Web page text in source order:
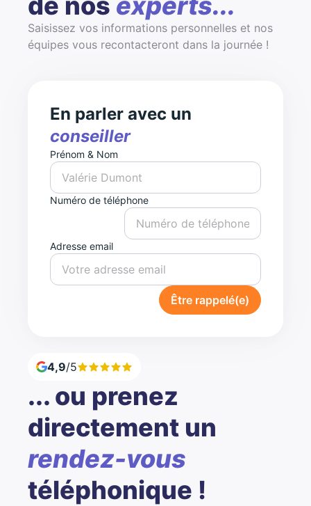
Saisissez vos informations personnelles et nos
équipes vous recontacteront dans la journée !
En parler avec un
conseiller
Prénom & Nom
Numéro de téléphone
Adresse email
Être rappelé(e)
4,9/5
... ou prenez
directement un
rendez-vous
téléphonique !